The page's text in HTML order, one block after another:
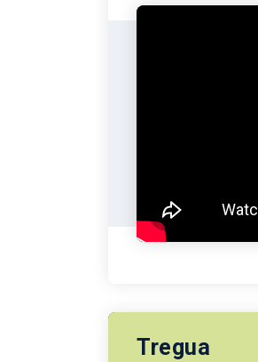
maestría y
fue su último
grabado en la sala
Tregua